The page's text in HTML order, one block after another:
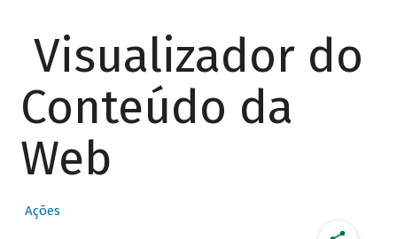
Visualizador do
Conteúdo da
Web
Ações